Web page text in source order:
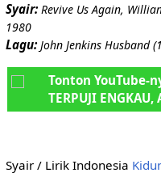
Syair: Revive Us Again,
1980
Lagu: John Jenkins Husband
Tonton YouTube-
TERPUJI ENGKAU,
Syair / Lirik Indonesia